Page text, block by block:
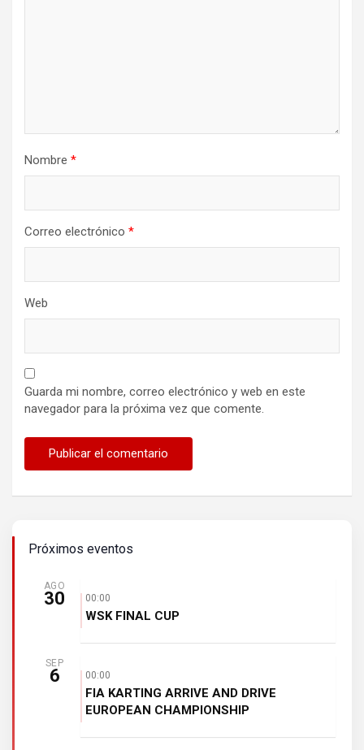
Nombre *
Correo electrónico *
Web
Guarda mi nombre, correo electrónico y web en este
navegador para la próxima vez que comente.
Próximos eventos
AGO
30 00:00
WSK FINAL CUP
SEP
6 00:00
FIA KARTING ARRIVE AND DRIVE
EUROPEAN CHAMPIONSHIP